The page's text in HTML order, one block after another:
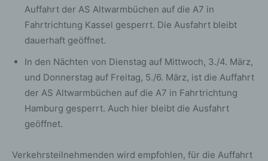
Auffahrt der AS Altwarmbüchen auf die A7 in
Fahrtrichtung Kassel gesperrt. Die Ausfahrt bleibt
dauerhaft geöffnet.
In den Nächten von Dienstag auf Mittwoch, 3./4. März,
und Donnerstag auf Freitag, 5./6. März, ist die Auffahrt
der AS Altwarmbüchen auf die A7 in Fahrtrichtung
Hamburg gesperrt. Auch hier bleibt die Ausfahrt
geöffnet.
Verkehrsteilnehmenden wird empfohlen, für die Auffahrt